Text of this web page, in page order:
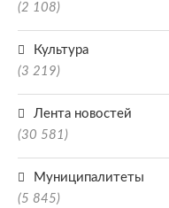
(2 108)
Культура
(3 219)
Лента новостей
(30 581)
Муниципалитеты
(5 845)